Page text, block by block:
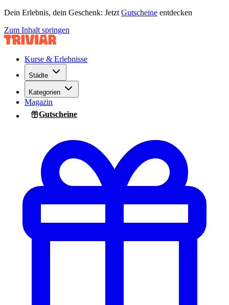
Dein Erlebnis, dein Geschenk: Jetzt Gutscheine entdecken
Zum Inhalt springen
Kurse & Erlebnisse
Städte
Kategorien
Magazin
Gutscheine